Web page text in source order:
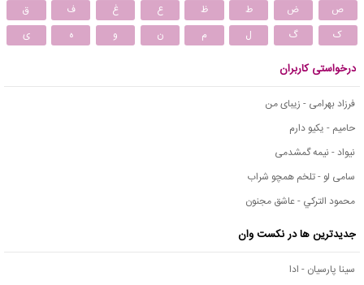
ص
ض ط ظ ع غ ف
ق
ک
گ ل م ن و ه ی
درخواستی کاربران
فرزاد بهرامی - زیبای من
حامیم - یکیو دارم
نیواد - نیمه گمشدمی
سامی لو - تلخم همچو شراب
محمود التركي - عاشق مجنون
جدیدترین ها در نکست وان
سینا پارسیان - ادا